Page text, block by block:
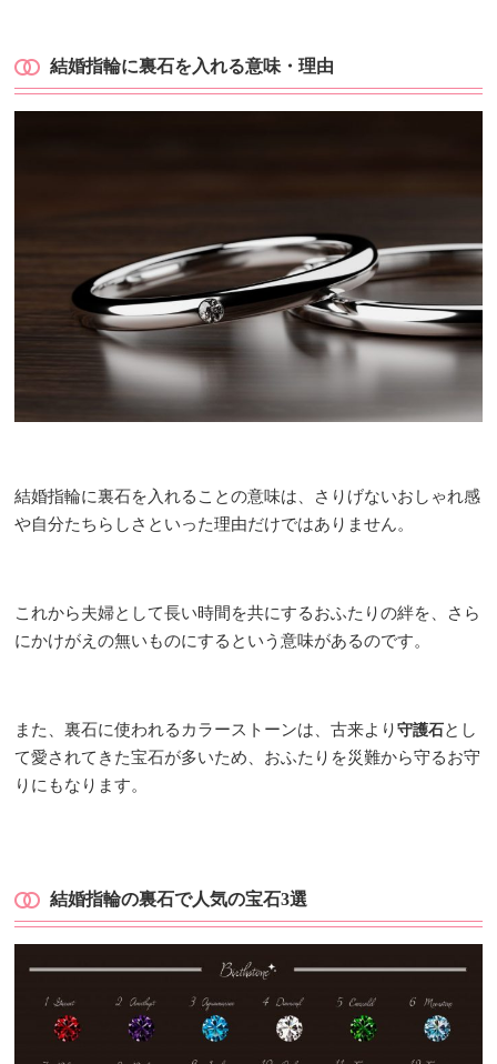
結婚指輪に裏石を入れる意味・理由
結婚指輪に裏石を入れることの意味は、さりげないおしゃれ感
や自分たちらしさといった理由だけではありません。
これから夫婦として長い時間を共にするおふたりの絆を、さら
にかけがえの無いものにするという意味があるのです。
また、裏石に使われるカラーストーンは、古来より守護石とし
て愛されてきた宝石が多いため、おふたりを災難から守るお守
りにもなります。
結婚指輪の裏石で人気の宝石3選